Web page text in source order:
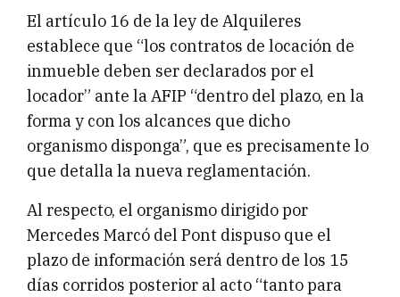
El artículo 16 de la ley de Alquileres
establece que “los contratos de locación de
inmueble deben ser declarados por el
locador” ante la AFIP “dentro del plazo, en la
forma y con los alcances que dicho
organismo disponga”, que es precisamente lo
que detalla la nueva reglamentación.
Al respecto, el organismo dirigido por
Mercedes Marcó del Pont dispuso que el
plazo de información será dentro de los 15
días corridos posterior al acto “tanto para